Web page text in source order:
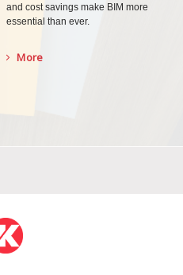
and cost savings make BIM more
essential than ever.
More